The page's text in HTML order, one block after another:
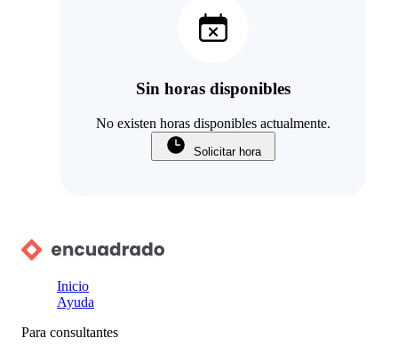
Sin horas disponibles
No existen horas disponibles actualmente.
Solicitar hora
Inicio
Ayuda
Para consultantes